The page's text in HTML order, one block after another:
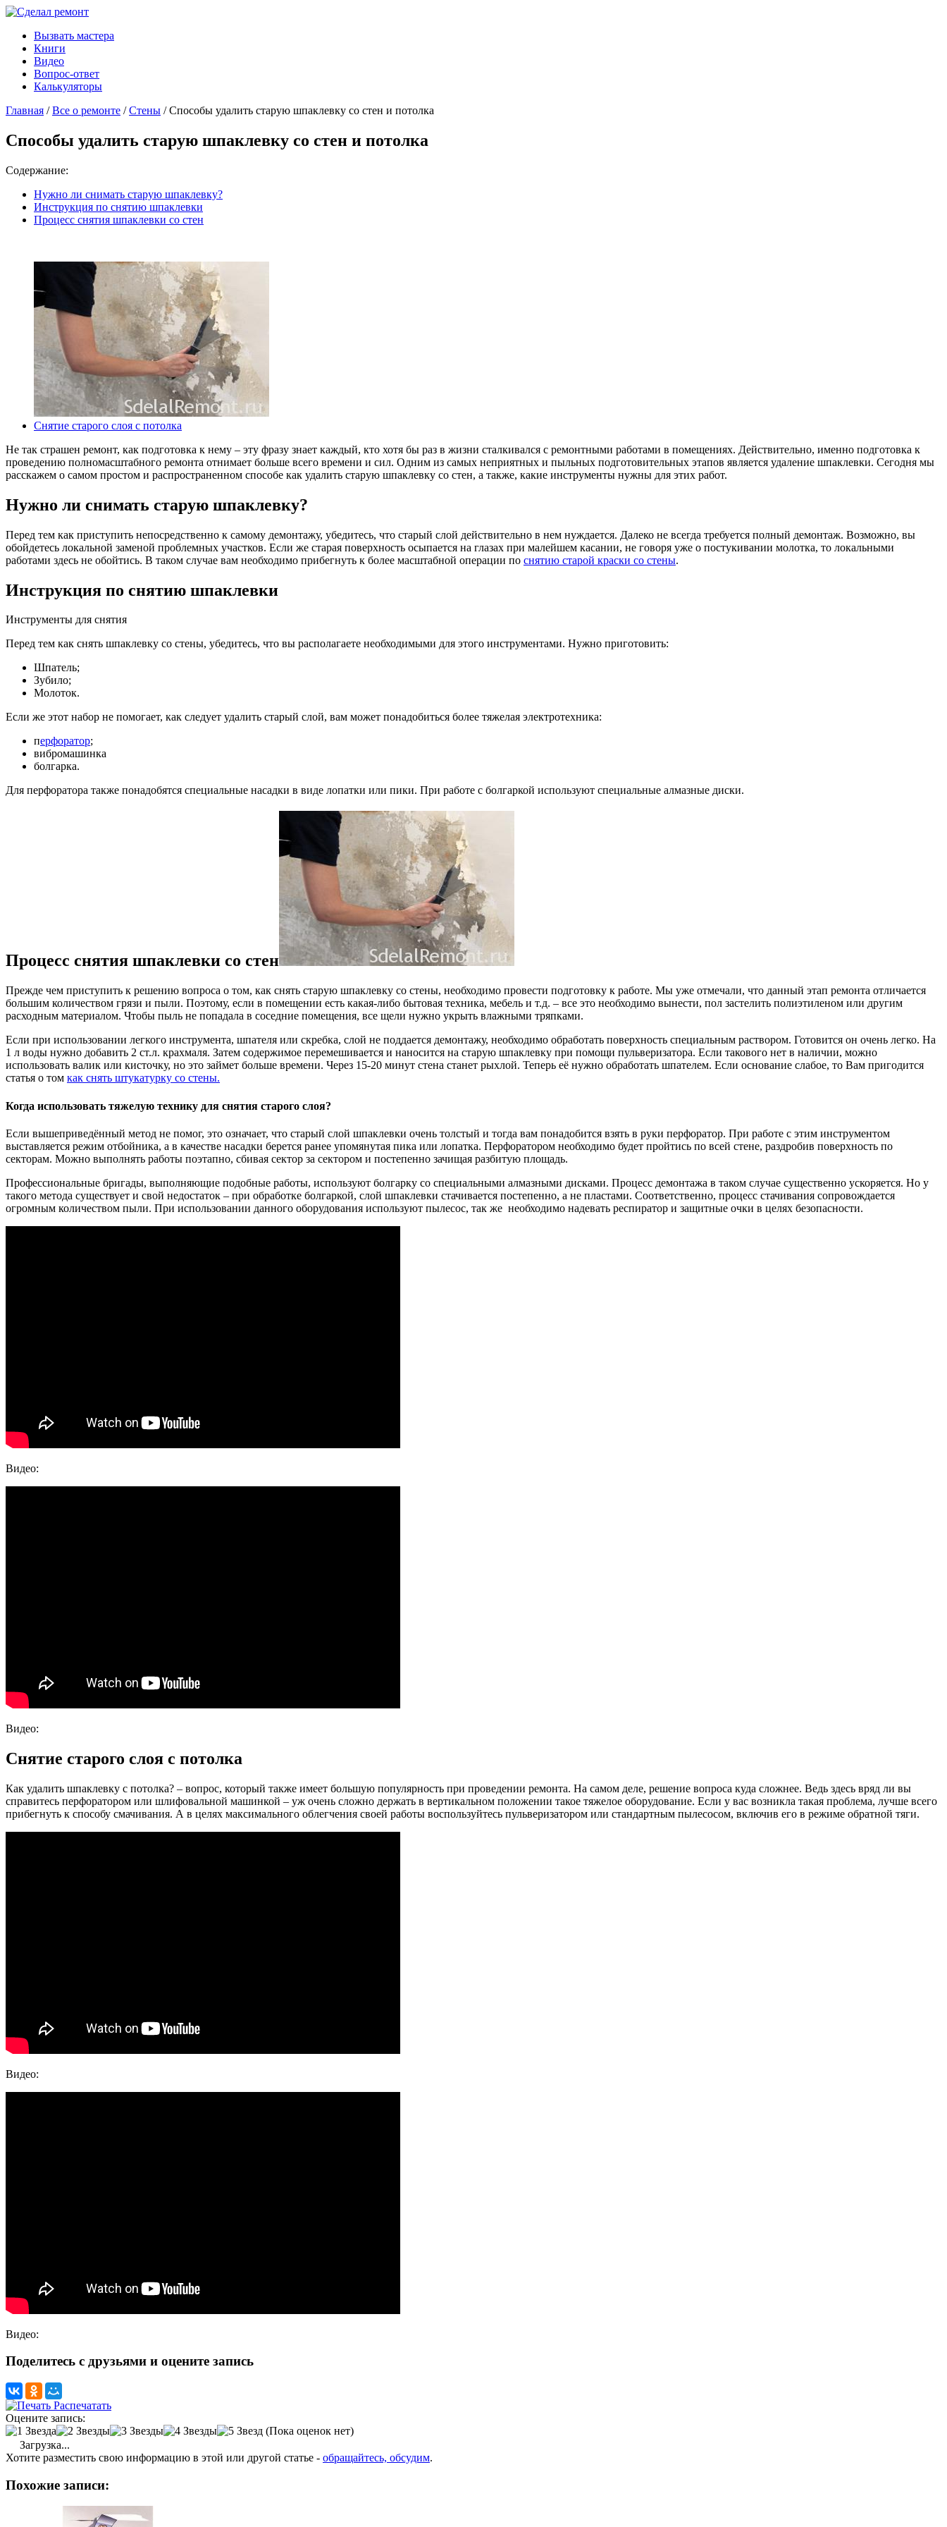
Вызвать мастера
Книги
Видео
Вопрос-ответ
Калькуляторы
Главная /Все о ремонте /Стены / Способы удалить старую шпаклевку со стен и потолка
Способы удалить старую шпаклевку со стен и потолка
Содержание:
Нужно ли снимать старую шпаклевку?
Инструкция по снятию шпаклевки
Процесс снятия шпаклевки со стен
Снятие старого слоя с потолка
Не так страшен ремонт, как подготовка к нему – эту фразу знает каждый, кто хотя бы раз в жизни сталкивался с ремонтными работами в помещениях. Действительно, именно подготовка к
проведению полномасштабного ремонта отнимает больше всего времени и сил. Одним из самых неприятных и пыльных подготовительных этапов является удаление шпаклевки. Сегодня мы
расскажем о самом простом и распространенном способе как удалить старую шпаклевку со стен, а также, какие инструменты нужны для этих работ.
Нужно ли снимать старую шпаклевку?
Перед тем как приступить непосредственно к самому демонтажу, убедитесь, что старый слой действительно в нем нуждается. Далеко не всегда требуется полный демонтаж. Возможно, вы
обойдетесь локальной заменой проблемных участков. Если же старая поверхность осыпается на глазах при малейшем касании, не говоря уже о постукивании молотка, то локальными
работами здесь не обойтись. В таком случае вам необходимо прибегнуть к более масштабной операции по снятию старой краски со стены.
Инструкция по снятию шпаклевки
Инструменты для снятия
Перед тем как снять шпаклевку со стены, убедитесь, что вы располагаете необходимыми для этого инструментами. Нужно приготовить:
Шпатель;
Зубило;
Молоток.
Если же этот набор не помогает, как следует удалить старый слой, вам может понадобиться более тяжелая электротехника:
перфоратор;
вибромашинка
болгарка.
Для перфоратора также понадобятся специальные насадки в виде лопатки или пики. При работе с болгаркой используют специальные алмазные диски.
Процесс снятия шпаклевки со стен
Прежде чем приступить к решению вопроса о том, как снять старую шпаклевку со стены, необходимо провести подготовку к работе. Мы уже отмечали, что данный этап ремонта отличается
большим количеством грязи и пыли. Поэтому, если в помещении есть какая-либо бытовая техника, мебель и т.д. – все это необходимо вынести, пол застелить полиэтиленом или другим
расходным материалом. Чтобы пыль не попадала в соседние помещения, все щели нужно укрыть влажными тряпками.
Если при использовании легкого инструмента, шпателя или скребка, слой не поддается демонтажу, необходимо обработать поверхность специальным раствором. Готовится он очень легко. На
1 л воды нужно добавить 2 ст.л. крахмаля. Затем содержимое перемешивается и наносится на старую шпаклевку при помощи пульверизатора. Если такового нет в наличии, можно
использовать валик или кисточку, но это займет больше времени. Через 15-20 минут стена станет рыхлой. Теперь её нужно обработать шпателем. Если основание слабое, то Вам пригодится
статья о том как снять штукатурку со стены.
Когда использовать тяжелую технику для снятия старого слоя?
Если вышеприведённый метод не помог, это означает, что старый слой шпаклевки очень толстый и тогда вам понадобится взять в руки перфоратор. При работе с этим инструментом
выставляется режим отбойника, а в качестве насадки берется ранее упомянутая пика или лопатка. Перфоратором необходимо будет пройтись по всей стене, раздробив поверхность по
секторам. Можно выполнять работы поэтапно, сбивая сектор за сектором и постепенно зачищая разбитую площадь.
Профессиональные бригады, выполняющие подобные работы, используют болгарку со специальными алмазными дисками. Процесс демонтажа в таком случае существенно ускоряется. Но у
такого метода существует и свой недостаток – при обработке болгаркой, слой шпаклевки стачивается постепенно, а не пластами. Соответственно, процесс стачивания сопровождается
огромным количеством пыли. При использовании данного оборудования используют пылесос, так же необходимо надевать респиратор и защитные очки в целях безопасности.
Видео:
Видео:
Снятие старого слоя с потолка
Как удалить шпаклевку с потолка? – вопрос, который также имеет большую популярность при проведении ремонта. На самом деле, решение вопроса куда сложнее. Ведь здесь вряд ли вы
справитесь перфоратором или шлифовальной машинкой – уж очень сложно держать в вертикальном положении такое тяжелое оборудование. Если у вас возникла такая проблема, лучше всего
прибегнуть к способу смачивания. А в целях максимального облегчения своей работы воспользуйтесь пульверизатором или стандартным пылесосом, включив его в режиме обратной тяги.
Видео:
Видео:
Поделитесь с друзьями и оцените запись
Распечатать
Оцените запись:
(Пока оценок нет)
Загрузка...
Хотите разместить свою информацию в этой или другой статье - обращайтесь, обсудим.
Похожие записи: